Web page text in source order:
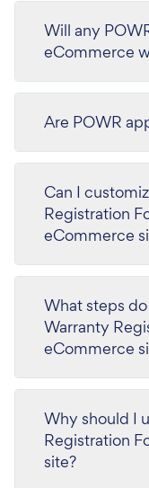
Will any
eCommerce
Are POWR
Can I
Registration
eCommerce
What steps
Warranty
eCommerce
Why should I
Registration
site?